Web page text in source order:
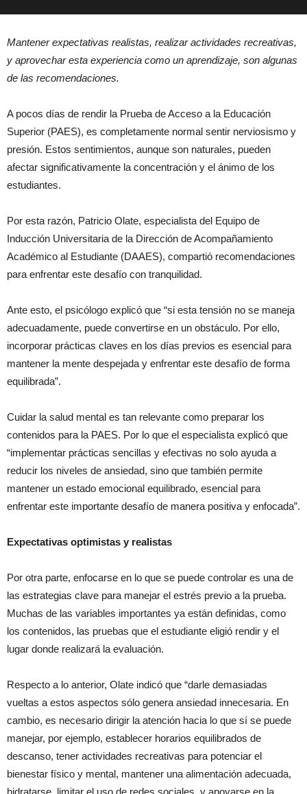
Mantener expectativas realistas, realizar actividades recreativas,
y aprovechar esta experiencia como un aprendizaje, son algunas
de las recomendaciones.
A pocos días de rendir la Prueba de Acceso a la Educación
Superior (PAES), es completamente normal sentir nerviosismo y
presión. Estos sentimientos, aunque son naturales, pueden
afectar significativamente la concentración y el ánimo de los
estudiantes.
Por esta razón, Patricio Olate, especialista del Equipo de
Inducción Universitaria de la Dirección de Acompañamiento
Académico al Estudiante (DAAES), compartió recomendaciones
para enfrentar este desafío con tranquilidad.
Ante esto, el psicólogo explicó que “si esta tensión no se maneja
adecuadamente, puede convertirse en un obstáculo. Por ello,
incorporar prácticas claves en los días previos es esencial para
mantener la mente despejada y enfrentar este desafío de forma
equilibrada”.
Cuidar la salud mental es tan relevante como preparar los
contenidos para la PAES. Por lo que el especialista explicó que
“implementar prácticas sencillas y efectivas no solo ayuda a
reducir los niveles de ansiedad, sino que también permite
mantener un estado emocional equilibrado, esencial para
enfrentar este importante desafío de manera positiva y enfocada”.
Expectativas optimistas y realistas
Por otra parte, enfocarse en lo que se puede controlar es una de
las estrategias clave para manejar el estrés previo a la prueba.
Muchas de las variables importantes ya están definidas, como
los contenidos, las pruebas que el estudiante eligió rendir y el
lugar donde realizará la evaluación.
Respecto a lo anterior, Olate indicó que “darle demasiadas
vueltas a estos aspectos sólo genera ansiedad innecesaria. En
cambio, es necesario dirigir la atención hacia lo que sí se puede
manejar, por ejemplo, establecer horarios equilibrados de
descanso, tener actividades recreativas para potenciar el
bienestar físico y mental, mantener una alimentación adecuada,
hidratarse, limitar el uso de redes sociales, y apoyarse en la